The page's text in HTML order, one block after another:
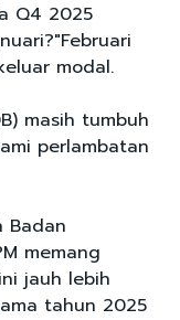
Q4 2025
modal.
masih tumbuh
perlambatan
Badan
memang
jauh lebih
tahun 2025